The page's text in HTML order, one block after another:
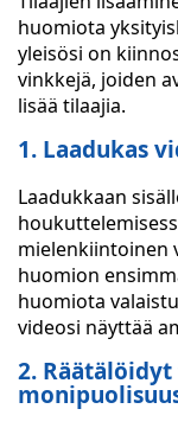
huomiota
yleisösi on
vinkkejä, joiden
lisää tilaajia.
1. Laadukas
Laadukkaan
mielenkiintoinen
huomion
huomiota
videosi näyttää
2.